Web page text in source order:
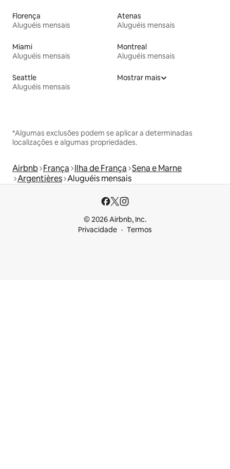
Florença
Aluguéis mensais
Atenas
Aluguéis mensais
Miami
Aluguéis mensais
Montreal
Aluguéis mensais
Seattle
Aluguéis mensais
Mostrar mais
*Algumas exclusões podem se aplicar a determinadas
localizações e algumas propriedades.
Airbnb França Ilha de França Sena e Marne
Argentières Aluguéis mensais
© 2026 Airbnb, Inc.
Privacidade
Termos